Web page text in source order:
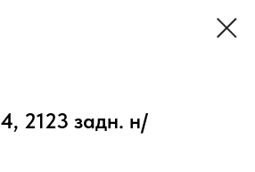
2123 задн. н/